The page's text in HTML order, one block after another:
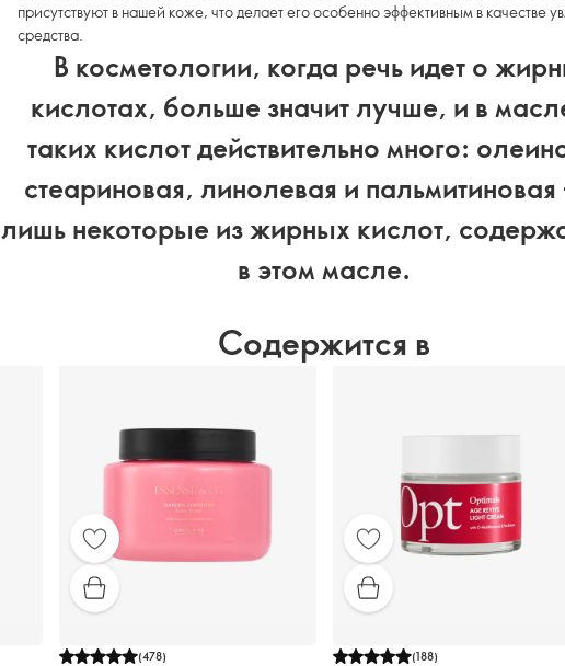
присутствуют в нашей коже, что делает его особенно эффективным в качестве
средства.
В косметологии, когда речь идет о
кислотах, больше значит лучше, и в
таких кислот действительно много:
стеариновая, линолевая и пальмитиновая
лишь некоторые из жирных кислот,
в этом масле.
Содержится в
(478)
(188)